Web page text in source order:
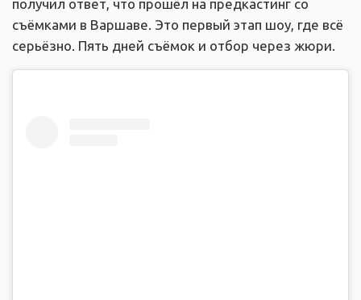
получил ответ, что прошёл на предкастинг со
съёмками в Варшаве. Это первый этап шоу, где всё
серьёзно. Пять дней съёмок и отбор через жюри.